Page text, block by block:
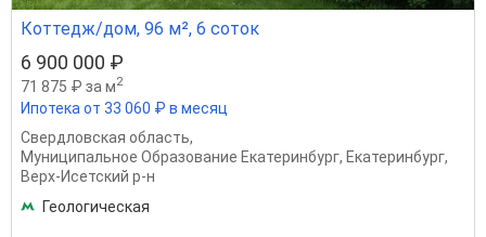
Коттедж/дом, 96 м², 6 соток
6 900 000 ₽
71 875 ₽ за м2
Ипотека от 33 060 ₽ в месяц
Свердловская область,
Муниципальное Образование Екатеринбург, Екатеринбург,
Верх-Исетский р-н
Геологическая